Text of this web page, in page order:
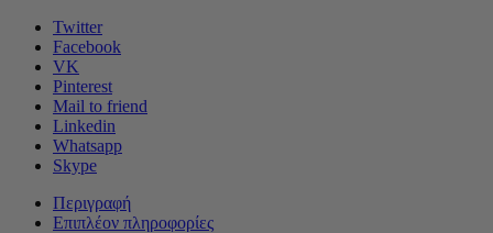
Twitter
Facebook
VK
Pinterest
Mail to friend
Linkedin
Whatsapp
Skype
Περιγραφή
Επιπλέον πληροφορίες